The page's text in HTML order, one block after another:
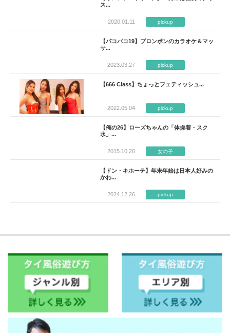
ス...
2020.01.11 pickup
【パコパコ19】プロンポンのカラオケ＆マッ
サ...
2023.03.27 pickup
【666 Class】ちょっとフェティッシュ...
2022.05.04 pickup
【俺の26】ローズちゃんの「体操着・スク
水」...
2015.10.20 女の子
【ドン・キホーテ】年末年始は日本人好みの
かわ...
2024.12.26 pickup